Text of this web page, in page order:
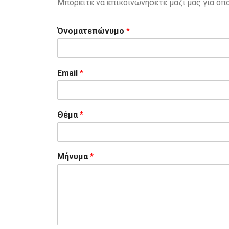
Μπορείτε να επικοινωνήσετε μαζί μας για
Όνοματεπώνυμο *
Email *
Θέμα*
Μήνυμα*